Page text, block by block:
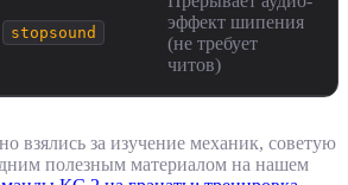
stopsound
эффект шипения
(не требует
читов)
взялись за изучение механик, советую
полезным материалом на нашем